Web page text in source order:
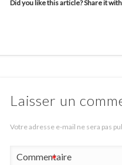
Did you like this article? Share it
Laisser un
Votre adresse e-mail ne sera pas
Commentaire
*